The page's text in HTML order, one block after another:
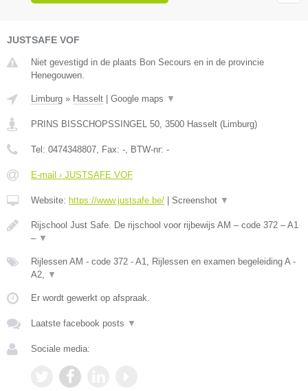
JUSTSAFE VOF
Niet gevestigd in de plaats Bon Secours en in de provincie
Henegouwen.
Limburg » Hasselt Google maps ▼
PRINS BISSCHOPSSINGEL 50, 3500 Hasselt (Limburg)
Tel: 0474348807, Fax: -, BTW-nr: -
E-mail › JUSTSAFE VOF
Website: https://www.justsafe.be/ Screenshot ▼
Rijschool Just Safe. De rijschool voor rijbewijs AM – code 372 – A1
– ▼
Rijlessen AM - code 372 - A1, Rijlessen en examen begeleiding A -
A2, ▼
Er wordt gewerkt op afspraak.
Laatste facebook posts ▼
Sociale media: